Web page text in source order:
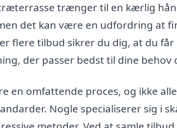
trænger til en kærlig
det kan være en udfordring at
flere tilbud sikrer du dig, at du
der passer bedst til dine behov
en omfattende proces, og ikke
Nogle specialiserer sig i